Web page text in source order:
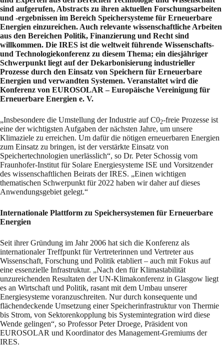
sind aufgerufen, Abstracts zu ihren aktuellen Forschungsarbeiten
und -ergebnissen im Bereich Speichersysteme für Erneuerbare
Energien einzureichen. Auch relevante wissenschaftliche Arbeiten
aus den Bereichen Politik, Finanzierung und Recht sind
willkommen. Die IRES ist die weltweit führende Wissenschafts-
und Technologiekonferenz zu diesem Thema; ein diesjähriger
Schwerpunkt liegt auf der Dekarbonisierung industrieller
Prozesse durch den Einsatz von Speichern für Erneuerbare
Energien und verwandten Systemen. Veranstaltet wird die
Konferenz von EUROSOLAR – Europäische Vereinigung für
Erneuerbare Energien e. V.
„Insbesondere die Umstellung der Industrie auf C02-freie Prozesse ist
eine der wichtigsten Aufgaben der nächsten Jahre, um unsere
Klimaziele zu erreichen. Um dafür die nötigen erneuerbaren Energien
zum Einsatz zu bringen, ist der verstärkte Einsatz von
Speichertechnologien unerlässlich“, so Dr. Peter Schossig vom
Fraunhofer-Institut für Solare Energiesysteme ISE und Vorsitzender
des wissenschaftlichen Beirats der IRES. „Einen wichtigen
thematischen Schwerpunkt für 2022 haben wir daher auf dieses
Anwendungsgebiet gelegt.“
Internationale Plattform zu Speichersystemen für Erneuerbare
Energien
Seit ihrer Gründung im Jahr 2006 hat sich die Konferenz als
internationaler Treffpunkt für Vertreterinnen und Vertreter aus
Wissenschaft, Forschung und Politik etabliert – auch mit Fokus auf
eine essenzielle Infrastruktur. „Nach den für Klimastabilität
unzureichenden Resultaten der UN-Klimakonferenz in Glasgow liegt
es an Wirtschaft und Politik, rasant mit dem Umbau unserer
Energiesysteme voranzuschreiten. Nur durch konsequente und
flächendeckende Umsetzung einer Speicherinfrastruktur von Thermie
bis Strom, von Sektorenkopplung bis Systemintegration wird diese
Wende gelingen“, so Professor Peter Droege, Präsident von
EUROSOLAR und Koordinator des Management-Gremiums der
IRES.